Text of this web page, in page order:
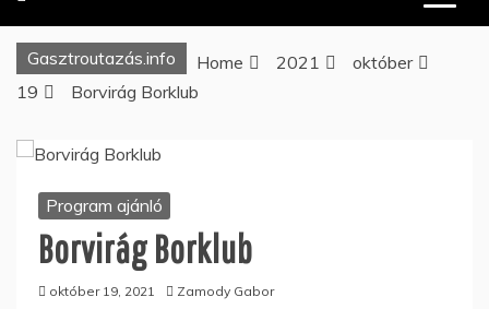
Gasztroutazás.info Home 2021
október
19
Borvirág Borklub
Program ajánló
Borvirág Borklub
október 19, 2021 Zamody Gabor